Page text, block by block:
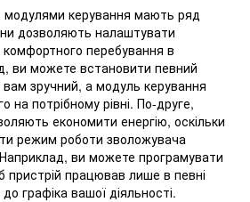
модулями керування мають ряд
дозволяють налаштувати
перебування в
ви можете встановити певний
вам зручний, а модуль керування
на потрібному рівні. По-друге,
економити енергію, оскільки
режим роботи зволожувача
ви можете програмувати
працював лише в певні
графіка вашої діяльності.